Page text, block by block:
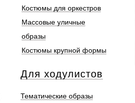
Костюмы для оркестров
Массовые уличные
образы
Костюмы крупной формы
Тематические образы
Для ходулистов